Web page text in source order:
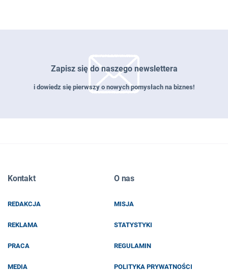
Zapisz się do naszego newslettera
i dowiedz się pierwszy o nowych pomysłach na biznes!
EMAIL
Kontakt
REDAKCJA
REKLAMA
PRACA
MEDIA
O nas
MISJA
STATYSTYKI
REGULAMIN
POLITYKA PRYWATNOŚCI